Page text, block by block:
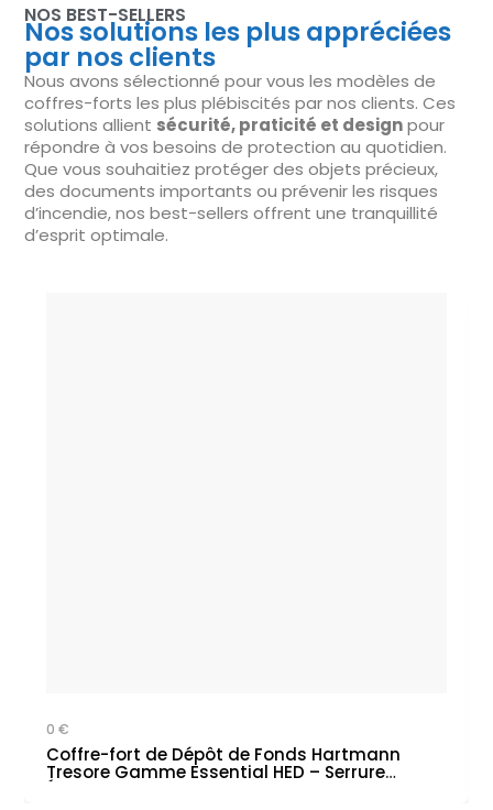
NOS BEST-SELLERS
Nos solutions les plus appréciées
par nos clients
Nous avons sélectionné pour vous les modèles de
coffres-forts les plus plébiscités par nos clients. Ces
solutions allient sécurité, praticité et designpour
répondre à vos besoins de protection au quotidien.
Que vous souhaitiez protéger des objets précieux,
des documents importants ou prévenir les risques
d’incendie, nos best-sellers offrent une tranquillité
d’esprit optimale.
0 €
Coffre-fort de Dépôt de Fonds Hartmann
Tresore Gamme Essential HED – Serrure
Électronique